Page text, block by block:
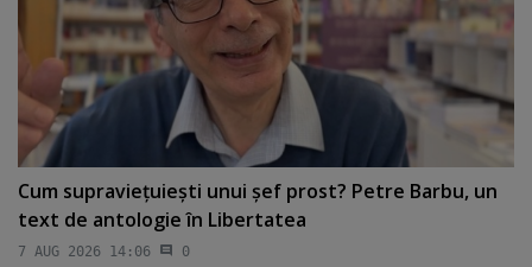
Cum supravieţuieşti unui şef prost? Petre Barbu, un
text de antologie în Libertatea
7 AUG 2026 14:06 0